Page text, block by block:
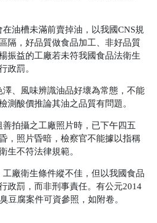
油槽未滿前賣掉油，以我國CNS規
隔，好品質做食品加工、非好品質
振益的工廠若未符我國食品法衛生
政罰。
澤、風味辨識油品好壞為常態，不能
測酸價推論其油之品質有問題。
善拍攝之工廠照片時，已下午四五
，照片昏暗，檢察官不能據以指稱
生不符法律規範。
工廠衛生條件縱不佳，但以我國食品
政罰，而非刑事責任。有公元2014
豆腐案件可資參照，如附卷。